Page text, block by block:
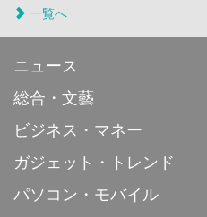
一覧へ
ニュース
総合・文藝
ビジネス・マネー
ガジェット・トレンド
パソコン・モバイル